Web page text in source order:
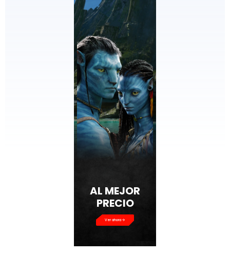
AL MEJOR
PRECIO
Ver ahora